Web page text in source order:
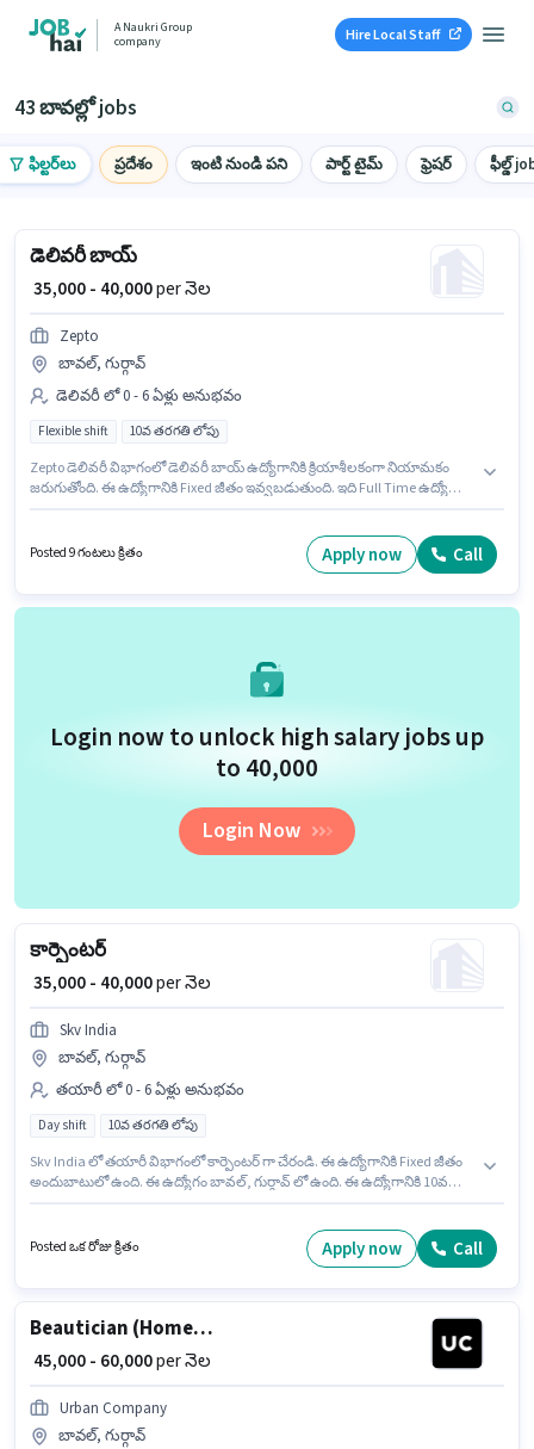
A Naukri Group
company
Hire Local Staff
43 బావల్లో jobs
ఫిల్టర్‌లు ప్రదేశం ఇంటి నుండి పని పార్ట్ టైమ్ ఫ్రెషర్ ఫీల్డ్
డెలివరీ బాయ్
₹ 35,000 - 40,000per నెల
Zepto
బావల్, గుర్గావ్
డెలివరీ లో 0 - 6 ఏళ్లు అనుభవం
Flexible shift 10వ తరగతి లోపు
Zepto డెలివరీ విభాగంలో డెలివరీ బాయ్ ఉద్యోగానికి క్రియాశీలకంగా నియామకం
జరుగుతోంది. ఈ ఉద్యోగానికి Fixed జీతం ఇవ్వబడుతుంది. ఇది Full Time ఉద్యోగం,
అప్లై చేసుకోవచ్చు. ఈ ఉద్యోగం 0 - 6 ఏళ్లు సంవత్సరాల అనుభవం ఉన్న వారికి కోసం
అనుకూలంగా ఉంటుంది. మీరు నెలకు ₹40000 వరకు సంపాదించవచ్చు.
Posted 9 గంటలు క్రితం Apply now Call
Login now to unlock high salary jobs up
to ₹40,000
Login Now
కార్పెంటర్
₹ 35,000 - 40,000per నెల
Skv India
బావల్, గుర్గావ్
తయారీ లో 0 - 6 ఏళ్లు అనుభవం
Day shift 10వ తరగతి లోపు
Skv India లో తయారీ విభాగంలో కార్పెంటర్ గా చేరండి. ఈ ఉద్యోగానికి Fixed జీతం
అందుబాటులో ఉంది. ఈ ఉద్యోగం బావల్, గుర్గావ్ లో ఉంది. ఈ ఉద్యోగానికి 10వ
- 6 ఏళ్లు సంవత్సరాల అనుభవం ఉన్న వారికి కోసం అనుకూలంగా ఉంటుంది. మీరు
Posted ఒక రోజు క్రితం Apply now Call
Beautician (Home Services)
₹ 45,000 - 60,000per నెల
Urban Company
బావల్, గుర్గావ్